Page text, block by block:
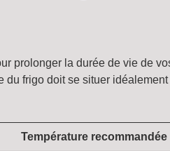
prolonger la durée de vie de
du frigo doit se situer idéalement
Température recommandée